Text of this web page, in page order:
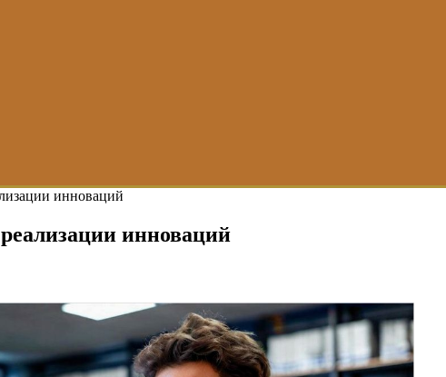
инноваций
инноваций